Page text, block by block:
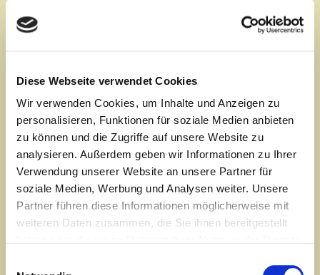
Diese Webseite verwendet Cookies
Wir verwenden Cookies, um Inhalte und Anzeigen zu
personalisieren, Funktionen für soziale Medien anbieten
zu können und die Zugriffe auf unsere Website zu
analysieren. Außerdem geben wir Informationen zu Ihrer
Verwendung unserer Website an unsere Partner für
soziale Medien, Werbung und Analysen weiter. Unsere
Partner führen diese Informationen möglicherweise mit
weiteren Daten zusammen, die Sie ihnen bereitgestellt
Kripanandamoyima (Barbara Glauser-Rheingold)
ein Portrait ist auf ihrer Homepage
zu finden
Yogacarya Premananda (Ralf Waldkirch)
Die Traditionslinie des Klassischen Hatha
Yoga
Paramapadma Dhiranandaji, der Gründer unserer
Ausbildungslinie, lehrt Kriya Yoga und den klassischen
Astanga Yoga. Seine Schüler folgen dem gleichen Weg. Das
heißt, Sie erlernen den authentischen klassischen Yoga, wie
er durch die Jahrhunderte in Indien praktiziert wurde. Sie
Einheit von Körper, Geist und Seele, als Weg zu wahrem